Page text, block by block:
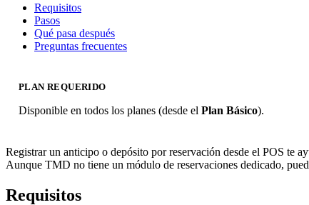
Requisitos
Pasos
Qué pasa después
Preguntas frecuentes
PLAN REQUERIDO
Disponible en todos los planes (desde el Plan Básico).
Registrar un anticipo o depósito por reservación desde el POS te
Aunque TMD no tiene un módulo de reservaciones dedicado,
Requisitos